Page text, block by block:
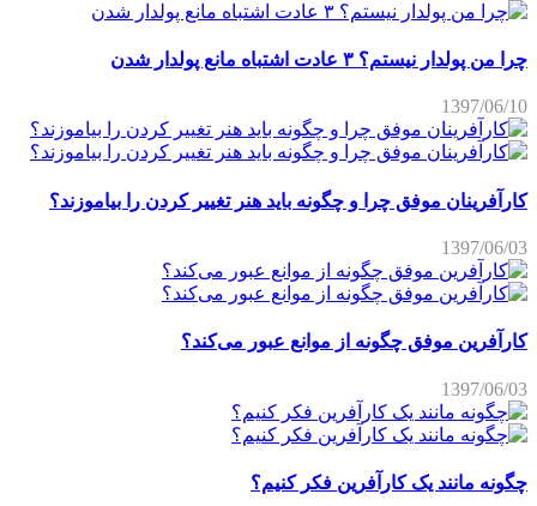
چرا من پولدار نیستم؟ ۳ عادت اشتباه مانع پولدار شدن
1397/06/10
کارآفرینان موفق چرا و چگونه باید هنر تغییر کردن را بیاموزند؟
1397/06/03
کارآفرین موفق چگونه از موانع عبور می‌کند؟
1397/06/03
چگونه مانند یک کارآفرین فکر کنیم؟